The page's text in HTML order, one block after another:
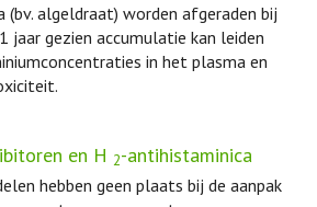
algeldraat) worden afgeraden bij
jaar gezien accumulatie kan leiden
in het plasma en
en H 2-antihistaminica
hebben geen plaats bij de aanpak